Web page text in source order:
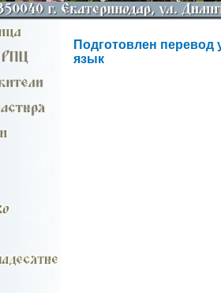
Подготовлен перевод
язык